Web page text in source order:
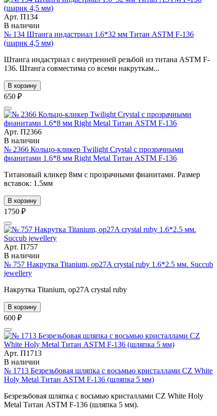
Арт. П134
В наличии
№ 134 Штанга индастриал 1.6*32 мм Титан ASTM F-136
(шарик 4,5 мм)
Штанга индастриал с внутренней резьбой из титана ASTM F-
136. Штанга совместима со всеми накруткам...
В корзину
650 ₽
Арт. П2366
В наличии
№ 2366 Кольцо-кликер Twilight Crystal с прозрачными
фианитами 1.6*8 мм Right Metal Титан ASTM F-136
Титановый кликер 8мм с прозрачными фианитами. Размер
вставок: 1.5мм
В корзину
1750 ₽
Арт. П757
В наличии
№ 757 Накрутка Titanium, op27A crystal ruby 1.6*2.5 мм. Succub
jewellery
Накрутка Titanium, op27A crystal ruby
В корзину
600 ₽
Арт. П1713
В наличии
№ 1713 Безрезьбовая шляпка с восьмью кристаллами CZ White
Holy Metal Титан ASTM F-136 (шляпка 5 мм)
Безрезьбовая шляпка с восьмью кристаллами CZ White Holy
Metal Титан ASTM F-136 (шляпка 5 мм).